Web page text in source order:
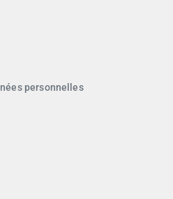
personnelles